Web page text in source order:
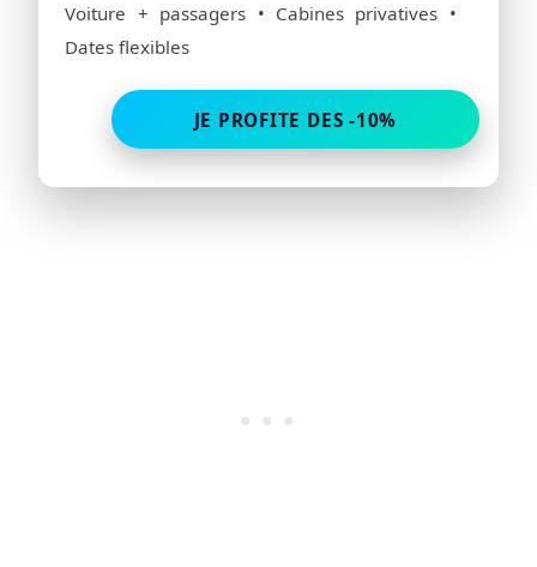
Voiture + passagers • Cabines privatives •
Dates flexibles
JE PROFITE DES -10%